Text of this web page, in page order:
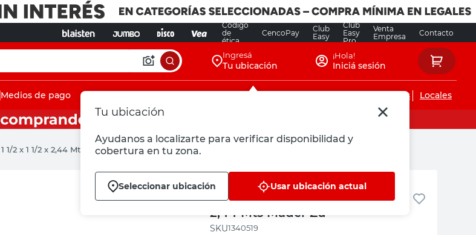
Código
de
ética
CencoPay
Club
Easy
Club
Easy
Pro
Venta
Empresa
Contacto
Ingresá
Tu ubicación
Tu ubicación
Ayudanos a localizarte para verificar disponibilidad y
cobertura en tu zona.
Seleccionar ubicación Usar ubicación actual
¡Hola!
Iniciá sesión
Medios de pago Servicios de instalaciones Locales
1/2 x 1 1/2 x 2,44 Mts Mader Zu
Mader Zu
Liston Pino Clear 1 1/2 x 1 1/2 x
2,44 Mts Mader Zu
:1340519